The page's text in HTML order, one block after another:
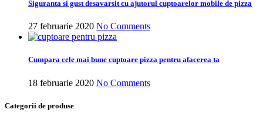
Siguranta si gust desavarsit cu ajutorul cuptoarelor mobile de pizza
27 februarie 2020 No Comments
Cumpara cele mai bune cuptoare pizza pentru afacerea ta
18 februarie 2020 No Comments
Categorii de produse